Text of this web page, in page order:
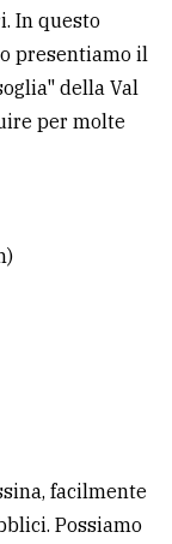
In questo
presentiamo il
della Val
per molte
facilmente
Possiamo